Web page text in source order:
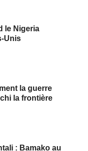
le Nigeria
Unis
la guerre
la frontière
: Bamako au